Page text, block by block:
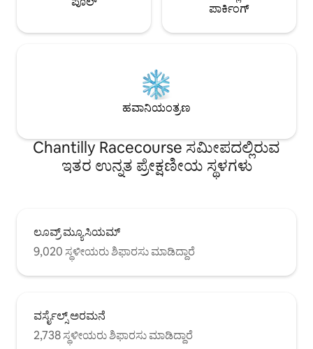
ಪಾರ್ಕಿಂಗ್
ಹವಾನಿಯಂತ್ರಣ
Chantilly Racecourse ಸಮೀಪದಲ್ಲಿರುವ
ಇತರ ಉನ್ನತ ಪ್ರೇಕ್ಷಣೀಯ ಸ್ಥಳಗಳು
ಲೂವ್ರ್ ಮ್ಯೂಸಿಯಮ್
9,020 ಸ್ಥಳೀಯರು ಶಿಫಾರಸು ಮಾಡಿದ್ದಾರೆ
ವರ್ಸೈಲ್ಸ್ ಅರಮನೆ
2,738 ಸ್ಥಳೀಯರು ಶಿಫಾರಸು ಮಾಡಿದ್ದಾರೆ